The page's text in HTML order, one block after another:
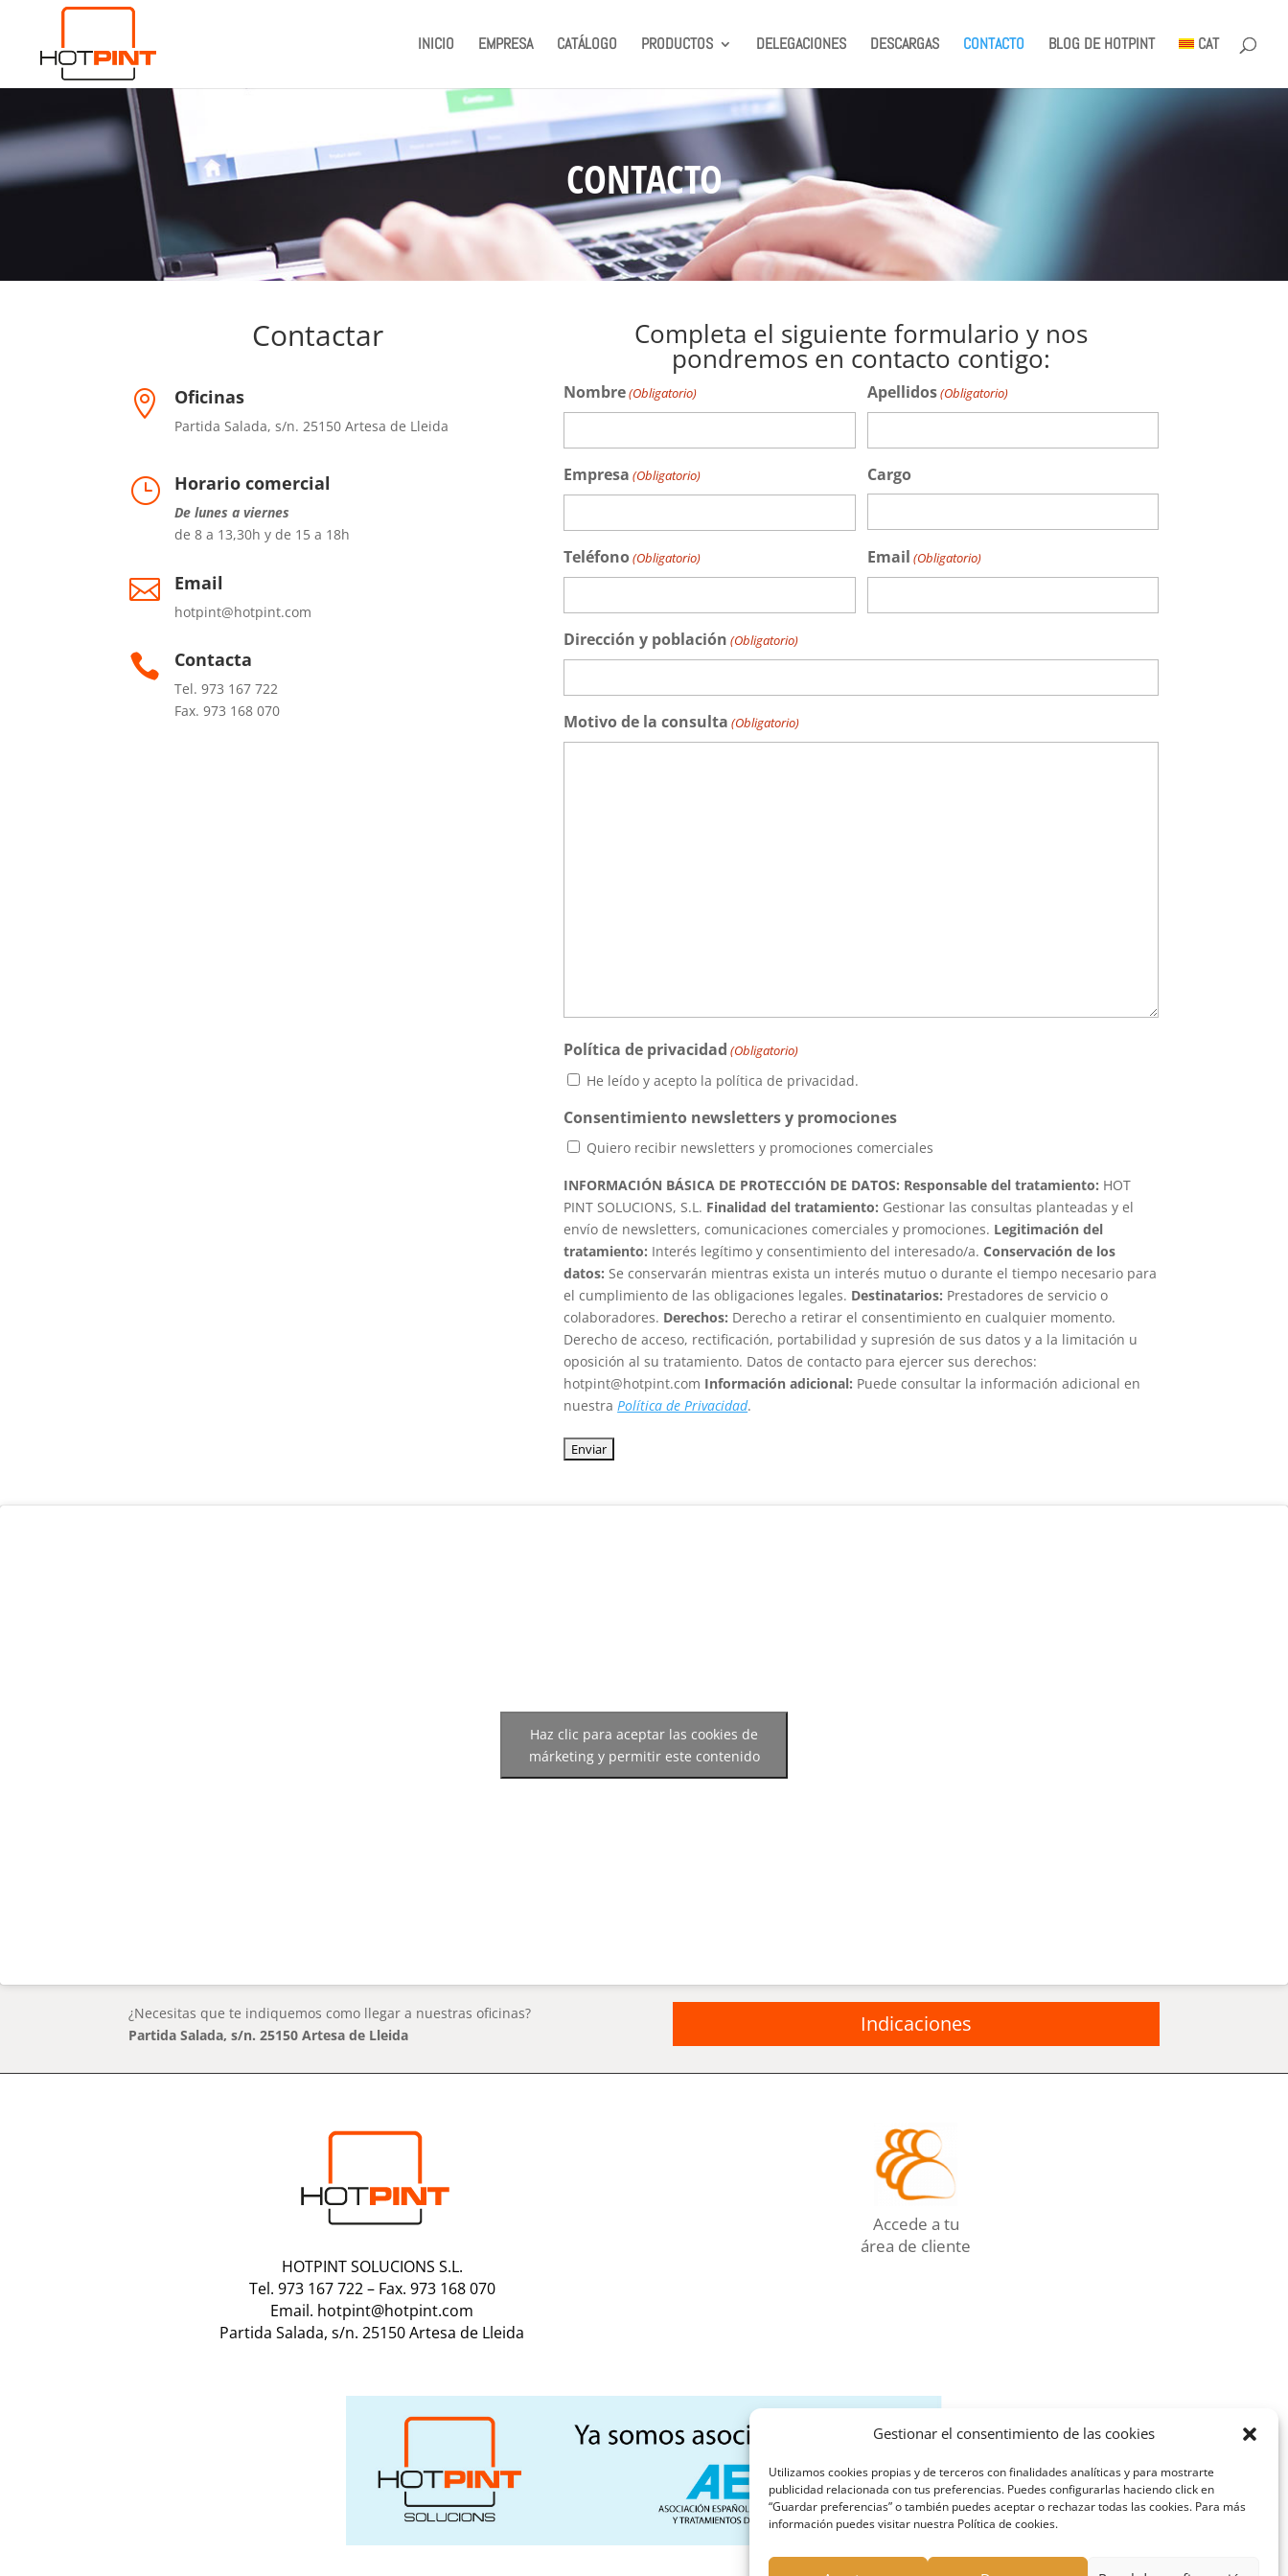
Gestionar el consentimiento de las cookies
Utilizamos cookies propias y de terceros con finalidades analíticas y para mostrarte
publicidad relacionada con tus preferencias. Puedes configurarlas haciendo click en
“Guardar preferencias” o también puedes aceptar o rechazar todas las cookies. Para más
información puedes visitar nuestra Política de cookies.
INICIO EMPRESA CATÁLOGO PRODUCTOS DELEGACIONES DESCARGAS CONTACTO BLOG DE HOTPINT CAT
CONTACTO
Contactar
 Oficinas
Partida Salada, s/n. 25150 Artesa de Lleida
} Horario comercial
De lunes a viernes
de 8 a 13,30h y de 15 a 18h
 Email
hotpint@hotpint.com
 Contacta
Tel. 973 167 722
Fax. 973 168 070
Completa el siguiente formulario y nos
pondremos en contacto contigo:
Nombre(Obligatorio) Apellidos(Obligatorio)
Empresa (Obligatorio) Cargo
Teléfono(Obligatorio) Email (Obligatorio)
Dirección y población (Obligatorio)
Motivo de la consulta (Obligatorio)
Política de privacidad (Obligatorio)
He leído y acepto la política de privacidad.
Consentimiento newsletters y promociones
Quiero recibir newsletters y promociones comerciales
INFORMACIÓN BÁSICA DE PROTECCIÓN DE DATOS: Responsable del tratamiento: HOT
PINT SOLUCIONS, S.L. Finalidad del tratamiento: Gestionar las consultas planteadas y el
envío de newsletters, comunicaciones comerciales y promociones. Legitimación del
tratamiento: Interés legítimo y consentimiento del interesado/a.Conservación de los
datos: Se conservarán mientras exista un interés mutuo o durante el tiempo necesario para
el cumplimiento de las obligaciones legales. Destinatarios: Prestadores de servicio o
colaboradores. Derechos: Derecho a retirar el consentimiento en cualquier momento.
Derecho de acceso, rectificación, portabilidad y supresión de sus datos y a la limitación u
oposición al su tratamiento. Datos de contacto para ejercer sus derechos:
hotpint@hotpint.com Información adicional: Puede consultar la información adicional en
nuestraPolítica de Privacidad.
Haz clic para aceptar las cookies de
márketing y permitir este contenido
¿Necesitas que te indiquemos como llegar a nuestras oficinas?
Partida Salada, s/n. 25150 Artesa de Lleida
Indicaciones
HOTPINT SOLUCIONS S.L.
Tel. 973 167 722– Fax. 973 168 070
Email. hotpint@hotpint.com
Partida Salada, s/n. 25150 Artesa de Lleida
Accede a tu
área de cliente